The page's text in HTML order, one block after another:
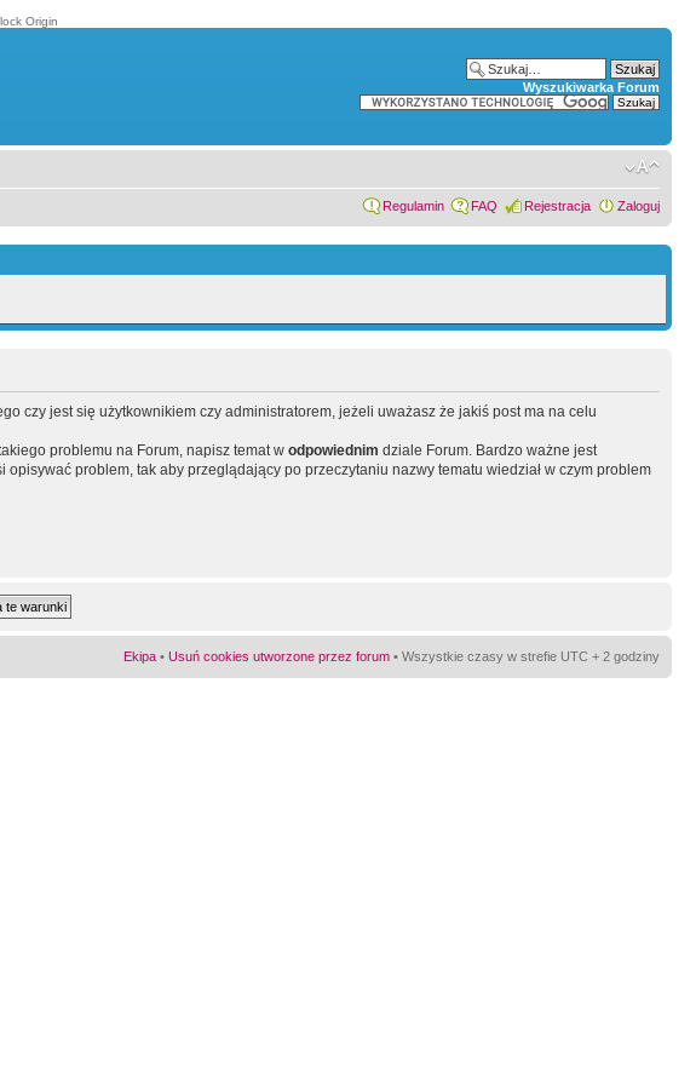
Origin
Wyszukiwarka Forum
Regulamin FAQ Rejestracja Zaloguj
czy jest się użytkownikiem czy administratorem, jeżeli uważasz że jakiś post ma na celu
problemu na Forum, napisz temat w odpowiednim dziale Forum. Bardzo ważne jest
problem, tak aby przeglądający po przeczytaniu nazwy tematu wiedział w czym problem
Ekipa • Usuń cookies utworzone przez forum • Wszystkie czasy w strefie UTC + 2 godziny